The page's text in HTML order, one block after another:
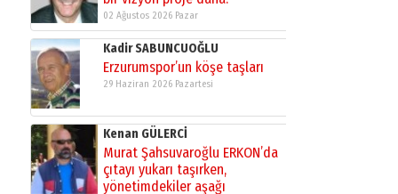
Erzurumspor’un köşe taşları
Kenan GÜLERCİ
çıtayı yukarı taşırken,
yönetimdekiler aşağı
çekmemeli!
17 Şubat 2026 SalıOrhan BOZKURT
Bir fotoğraf, bir şehir, bir